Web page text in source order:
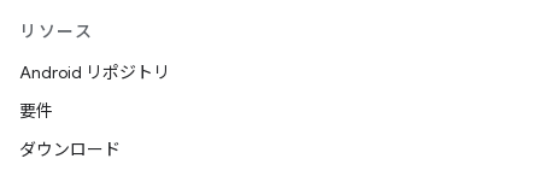
リソース
Android リポジトリ
要件
ダウンロード